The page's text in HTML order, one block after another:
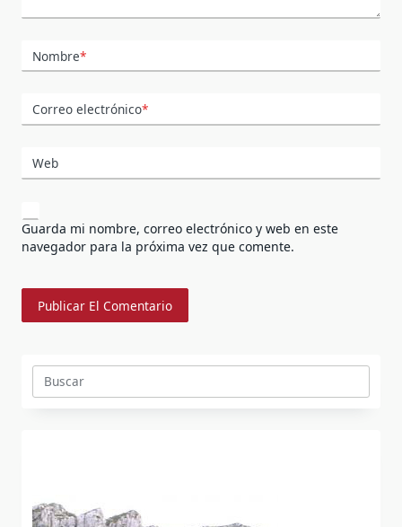
Nombre*
Correo electrónico*
Web
Guarda mi nombre, correo electrónico y web en este
navegador para la próxima vez que comente.
Buscar: